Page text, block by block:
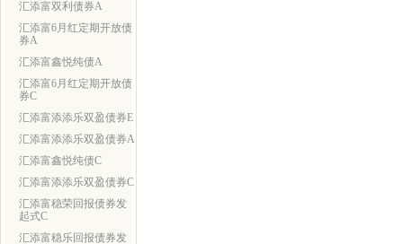
汇添富双利债券A
汇添富6月红定期开放债
券A
汇添富鑫悦纯债A
汇添富6月红定期开放债
券C
汇添富添添乐双盈债券E
汇添富添添乐双盈债券A
汇添富鑫悦纯债C
汇添富添添乐双盈债券C
汇添富稳荣回报债券发
起式C
汇添富稳乐回报债券发